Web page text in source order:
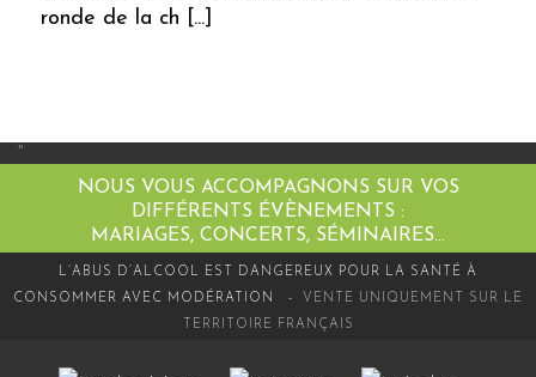
ronde de la ch [...]
"
NOUS VOUS ACCOMPAGNONS SUR VOS
DIFFÉRENTS ÉVÈNEMENTS :
MARIAGES, CONCERTS, SÉMINAIRES…
L’ABUS D’ALCOOL EST DANGEREUX POUR LA SANTÉ À
CONSOMMER AVEC MODÉRATION - VENTE UNIQUEMENT SUR LE
TERRITOIRE FRANÇAIS